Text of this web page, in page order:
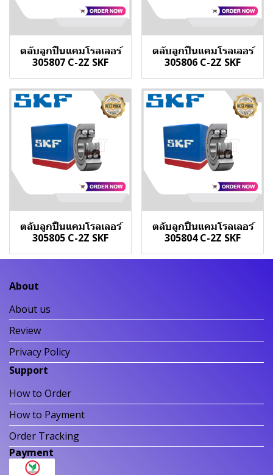
ตลับลูกปืนแคมโรลเลอร์
305807 C-2Z SKF
ตลับลูกปืนแคมโรลเลอร์
305806 C-2Z SKF
ตลับลูกปืนแคมโรลเลอร์
305805 C-2Z SKF
ตลับลูกปืนแคมโรลเลอร์
305804 C-2Z SKF
About
About us
Review
Privacy Policy
Support
How to Order
How to Payment
Order Tracking
Payment